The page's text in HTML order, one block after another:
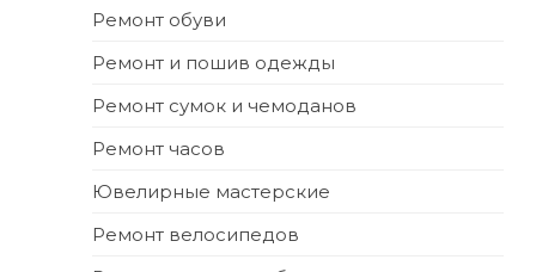
Ремонт обуви
Ремонт и пошив одежды
Ремонт сумок и чемоданов
Ремонт часов
Ювелирные мастерские
Ремонт велосипедов